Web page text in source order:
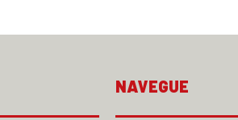
NAVEGUE